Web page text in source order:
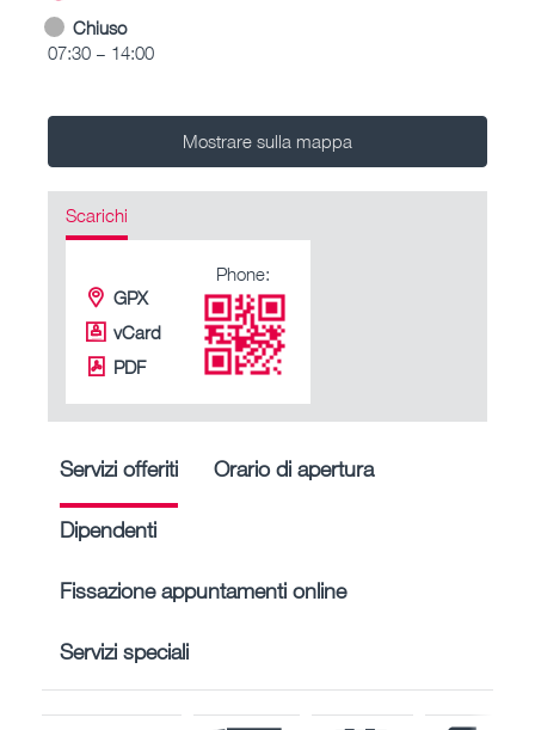
Chiuso
07:30 – 14:00
Mostrare sulla mappa
Scarichi
GPX
vCard
PDF
Phone:
Servizi offeriti Orario di apertura
Dipendenti
Fissazione appuntamenti online
Servizi speciali